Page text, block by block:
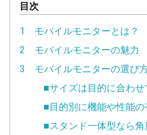
目次
1 モバイルモニターとは？
2 モバイルモニターの魅力
3 モバイルモニターの選び
■サイズは目的に合わせ
■目的別に機能や性能
■スタンド一体型なら